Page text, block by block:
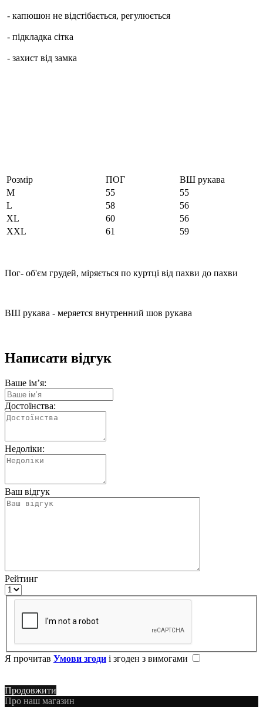
- капюшон не відстібається, регулюється
- підкладка сітка
- захист від замка
Розмір ПОГ
ВШ рукава
M
55
55
L
58
56
XL
60
56
XXL
61 59
Пог- об'єм грудей, міряється по куртці від пахви до пахви
ВШ рукава - меряется внутренний шов рукава
Написати відгук
Ваше ім’я:
Достоїнства:
Недоліки:
Ваш відгук
Рейтинг
Я прочитав Умови згоди і згоден з вимогами
Продовжити
Про наш магазин